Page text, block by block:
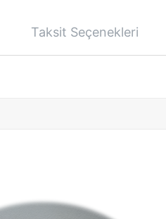
Taksit Seçenekleri